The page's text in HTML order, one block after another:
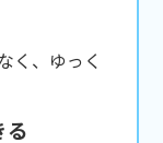
く、ゆっく
る